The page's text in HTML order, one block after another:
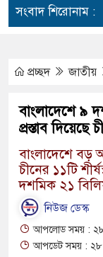
সংবাদ শিরোনাম :
সালমান এফ
প্রচ্ছদ জাতীয়
বাংলাদেশে ৯
প্রস্তাব দিয়েছে
বাংলাদেশে বড়
চীনের ১১টি
দশমিক ২১
নিউজ ডেস্ক
আপলোড সময় :
আপডেট সময় :